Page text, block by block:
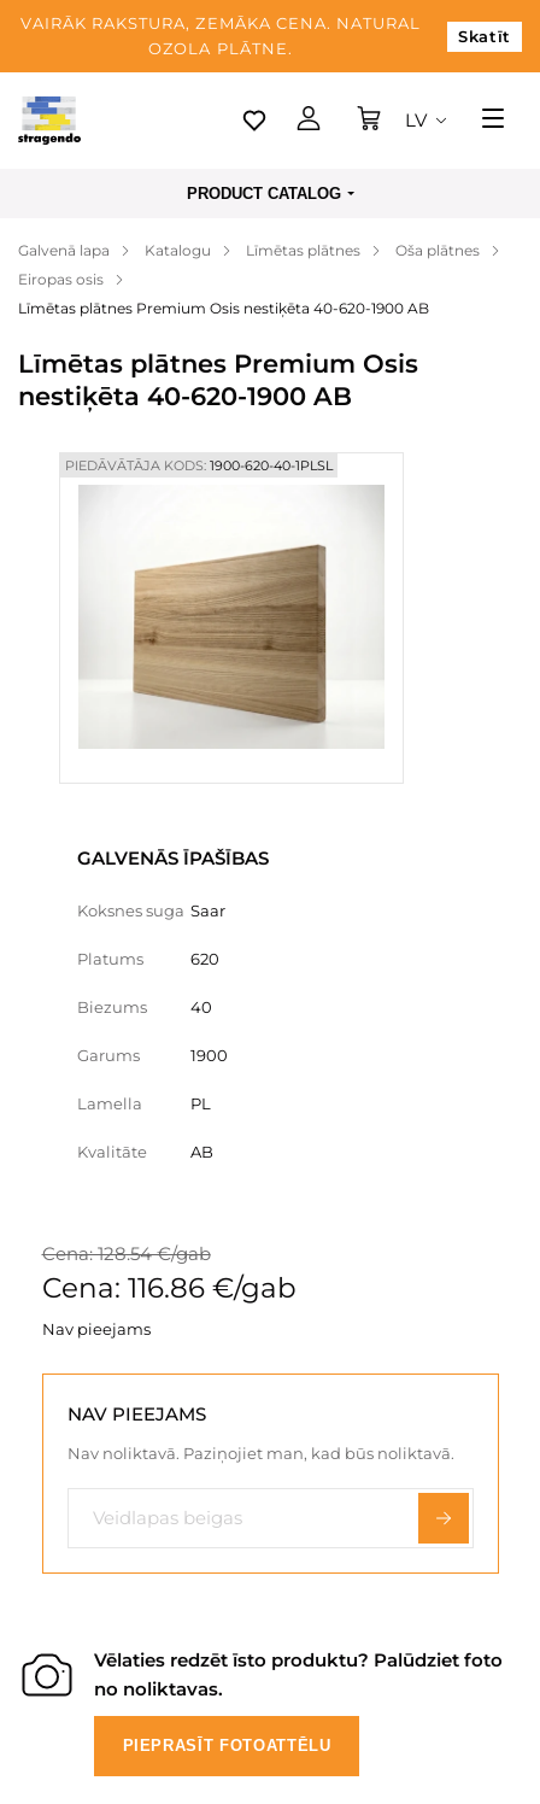
VAIRĀK RAKSTURA, ZEMĀKA CENA. NATURAL
OZOLA PLĀTNE.
Skatīt
Tallina
Apmaksa
Par mums
Blogs
Kontaktinformācija
LV
PRODUCT CATALOG
Galvenā lapa Katalogu Līmētas plātnes
Oša plātnes
Eiropas osis
Līmētas plātnes Premium Osis nestiķēta 40-620-1900 AB
Līmētas plātnes Premium Osis
nestiķēta 40-620-1900 AB
PIEDĀVĀTĀJA KODS:1900-620-40-1PLSL
GALVENĀS ĪPAŠĪBAS
Koksnes suga Saar
Platums 620
Biezums 40
Garums 1900
Lamella PL
Kvalitāte AB
Cena: 128.54 €/gab
Cena: 116.86 €/gab
Nav pieejams
NAV PIEEJAMS
Nav noliktavā. Paziņojiet man, kad būs noliktavā.
Vēlaties redzēt īsto produktu? Palūdziet foto
no noliktavas.
PIEPRASĪT FOTOATTĒLU